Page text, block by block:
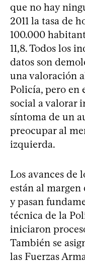
que no hay
2011 la tasa de
100.000
11,8. Todos los
datos son
una valoración
Policía, pero en
social a valorar
síntoma de un
preocupar al
izquierda.
Los avances de
están al
y pasan
técnica de la
iniciaron
También se
las Fuerzas